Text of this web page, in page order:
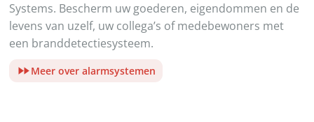
Systems. Bescherm uw goederen, eigendommen en de
levens van uzelf, uw collega’s of medebewoners met
een branddetectiesysteem.
Meer over alarmsystemen